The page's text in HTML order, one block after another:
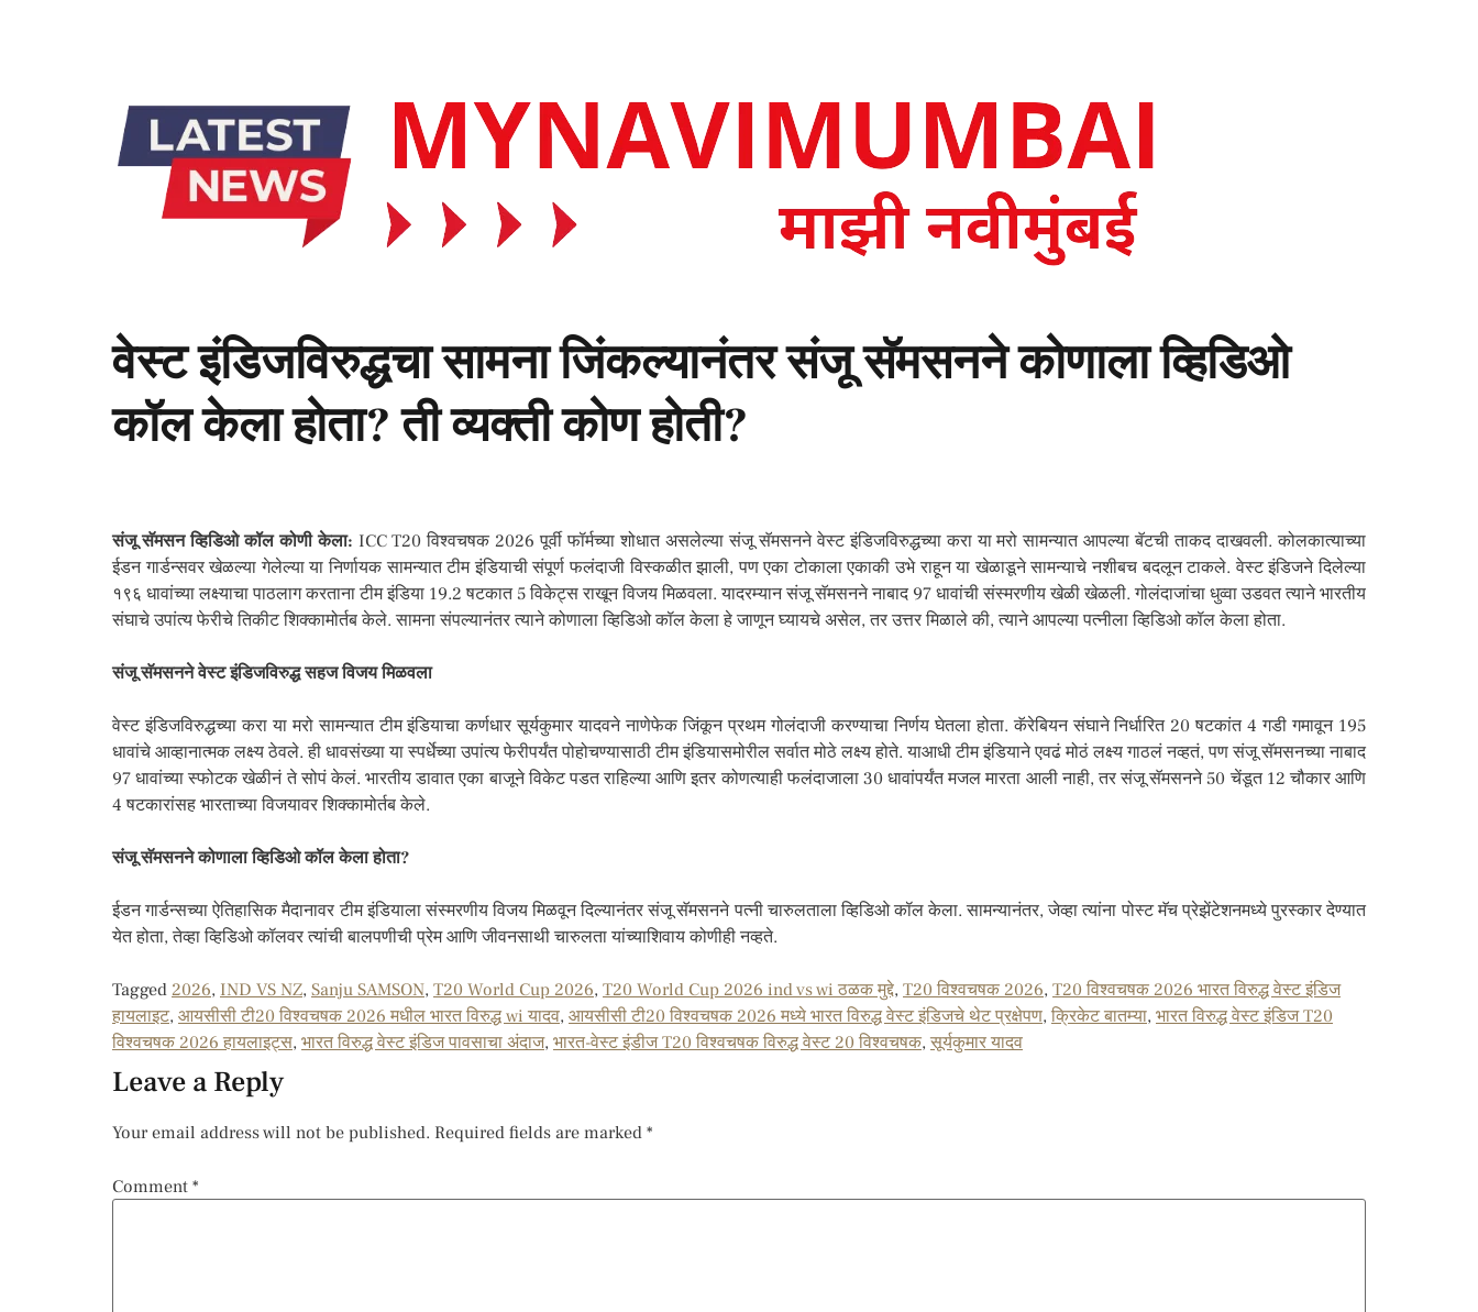
वेस्ट इंडिजविरुद्धचा सामना जिंकल्यानंतर संजू सॅमसनने कोणाला व्हिडिओ
कॉल केला होता? ती व्यक्ती कोण होती?
संजू सॅमसन व्हिडिओ कॉल कोणी केला: ICC T20 विश्वचषक 2026 पूर्वी फॉर्मच्या शोधात असलेल्या संजू सॅमसनने वेस्ट इंडिजविरुद्धच्या करा या मरो सामन्यात आपल्या बॅटची ताकद दाखवली. कोलकात्याच्या
ईडन गार्डन्सवर खेळल्या गेलेल्या या निर्णायक सामन्यात टीम इंडियाची संपूर्ण फलंदाजी विस्कळीत झाली, पण एका टोकाला एकाकी उभे राहून या खेळाडूने सामन्याचे नशीबच बदलून टाकले. वेस्ट इंडिजने दिलेल्या
१९६ धावांच्या लक्ष्याचा पाठलाग करताना टीम इंडिया 19.2 षटकात 5 विकेट्स राखून विजय मिळवला. यादरम्यान संजू सॅमसनने नाबाद 97 धावांची संस्मरणीय खेळी खेळली. गोलंदाजांचा धुव्वा उडवत त्याने भारतीय
संघाचे उपांत्य फेरीचे तिकीट शिक्कामोर्तब केले. सामना संपल्यानंतर त्याने कोणाला व्हिडिओ कॉल केला हे जाणून घ्यायचे असेल, तर उत्तर मिळाले की, त्याने आपल्या पत्नीला व्हिडिओ कॉल केला होता.
संजू सॅमसनने वेस्ट इंडिजविरुद्ध सहज विजय मिळवला
वेस्ट इंडिजविरुद्धच्या करा या मरो सामन्यात टीम इंडियाचा कर्णधार सूर्यकुमार यादवने नाणेफेक जिंकून प्रथम गोलंदाजी करण्याचा निर्णय घेतला होता. कॅरेबियन संघाने निर्धारित 20 षटकांत 4 गडी गमावून 195
धावांचे आव्हानात्मक लक्ष्य ठेवले. ही धावसंख्या या स्पर्धेच्या उपांत्य फेरीपर्यंत पोहोचण्यासाठी टीम इंडियासमोरील सर्वात मोठे लक्ष्य होते. याआधी टीम इंडियाने एवढं मोठं लक्ष्य गाठलं नव्हतं, पण संजू सॅमसनच्या नाबाद
97 धावांच्या स्फोटक खेळीनं ते सोपं केलं. भारतीय डावात एका बाजूने विकेट पडत राहिल्या आणि इतर कोणत्याही फलंदाजाला 30 धावांपर्यंत मजल मारता आली नाही, तर संजू सॅमसनने 50 चेंडूत 12 चौकार आणि
4 षटकारांसह भारताच्या विजयावर शिक्कामोर्तब केले.
संजू सॅमसनने कोणाला व्हिडिओ कॉल केला होता?
ईडन गार्डन्सच्या ऐतिहासिक मैदानावर टीम इंडियाला संस्मरणीय विजय मिळवून दिल्यानंतर संजू सॅमसनने पत्नी चारुलताला व्हिडिओ कॉल केला. सामन्यानंतर, जेव्हा त्यांना पोस्ट मॅच प्रेझेंटेशनमध्ये पुरस्कार देण्यात
येत होता, तेव्हा व्हिडिओ कॉलवर त्यांची बालपणीची प्रेम आणि जीवनसाथी चारुलता यांच्याशिवाय कोणीही नव्हते.
Tagged 2026, IND VS NZ, Sanju SAMSON, T20 World Cup 2026, T20 World Cup 2026 ind vs wi ठळक मुद्दे, T20 विश्वचषक 2026, T20 विश्वचषक 2026 भारत विरुद्ध वेस्ट इंडिज
हायलाइट, आयसीसी टी20 विश्वचषक 2026 मधील भारत विरुद्ध wi यादव, आयसीसी टी20 विश्वचषक 2026 मध्ये भारत विरुद्ध वेस्ट इंडिजचे थेट प्रक्षेपण, क्रिकेट बातम्या, भारत विरुद्ध वेस्ट इंडिज T20
विश्वचषक 2026 हायलाइट्स, भारत विरुद्ध वेस्ट इंडिज पावसाचा अंदाज, भारत-वेस्ट इंडीज T20 विश्वचषक विरुद्ध वेस्ट 20 विश्वचषक, सूर्यकुमार यादव
Leave a Reply
Your email address will not be published. Required fields are marked *
Comment *